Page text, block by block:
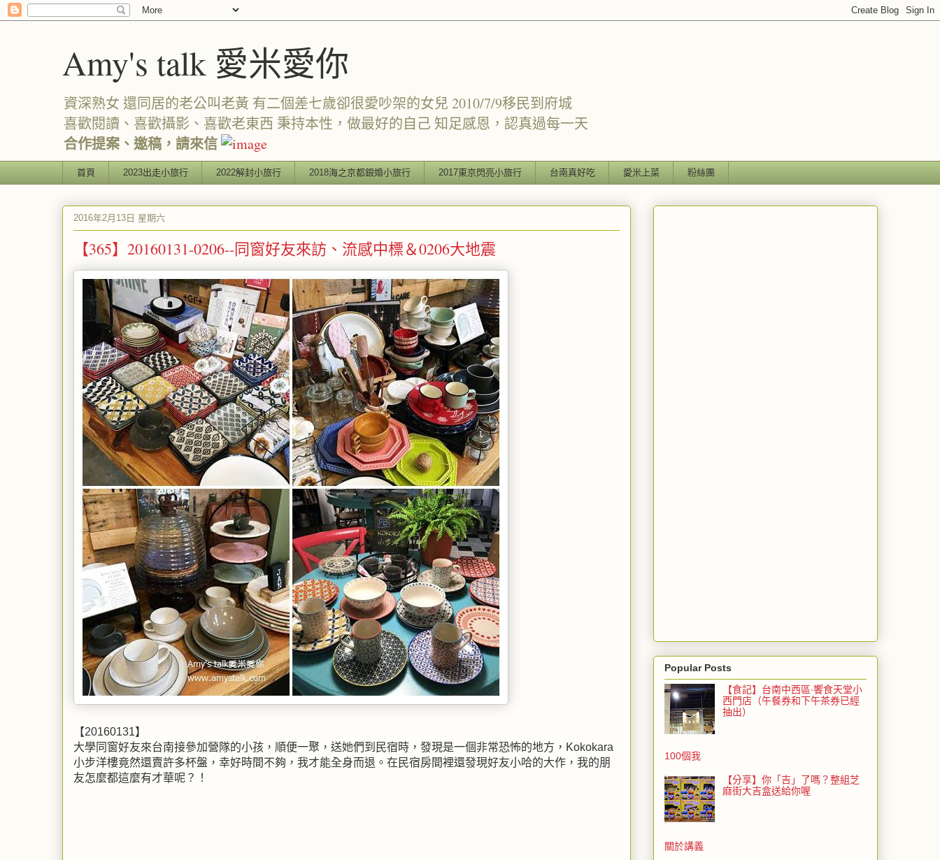
Amy's talk 愛米愛你
資深熟女 還同居的老公叫老黃 有二個差七歲卻很愛吵架的女兒 2010/7/9移民到府城
喜歡閱讀、喜歡攝影、喜歡老東西 秉持本性，做最好的自己 知足感恩，認真過每一天
合作提案、邀稿，請來信
首頁 2023出走小旅行 2022解封小旅行 2018海之京都銀婚小旅行 2017東京閃亮小旅行 台南真好吃 愛米上菜 粉絲團
2016年2月13日 星期六
【365】20160131-0206--同窗好友來訪、流感中標＆0206大地震
【20160131】
大學同窗好友來台南接參加營隊的小孩，順便一聚，送她們到民宿時，發現是一個非常恐怖的地方，Kokokara
小步洋樓竟然還賣許多杯盤，幸好時間不夠，我才能全身而退。在民宿房間裡還發現好友小哈的大作，我的朋
友怎麼都這麼有才華呢？！
Popular Posts
【食記】台南中西區‧饗食天堂小
西門店（午餐券和下午茶券已經
抽出）
100個我
【分享】你「吉」了嗎？整組芝
麻街大吉盒送給你喔
關於講義